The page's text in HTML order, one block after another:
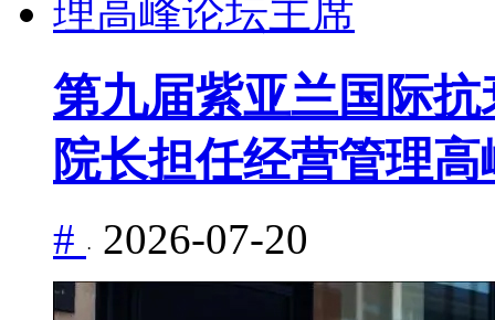
第九届紫亚兰国际
院长担任经营管理
# · 2026-07-20